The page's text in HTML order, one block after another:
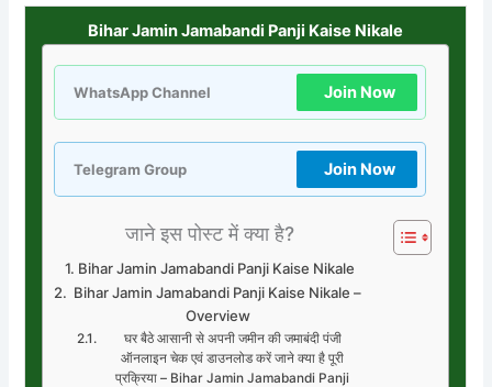
Bihar Jamin Jamabandi Panji Kaise Nikale
WhatsApp Channel Join Now
Telegram Group Join Now
जाने इस पोस्ट में क्या है?
Bihar Jamin Jamabandi Panji Kaise Nikale
Bihar Jamin Jamabandi Panji Kaise Nikale –
Overview
घर बैठे आसानी से अपनी जमीन की जमाबंदी पंजी
ऑनलाइन चेक एवं डाउनलोड करें जाने क्या है पूरी
प्रक्रिया – Bihar Jamin Jamabandi Panji